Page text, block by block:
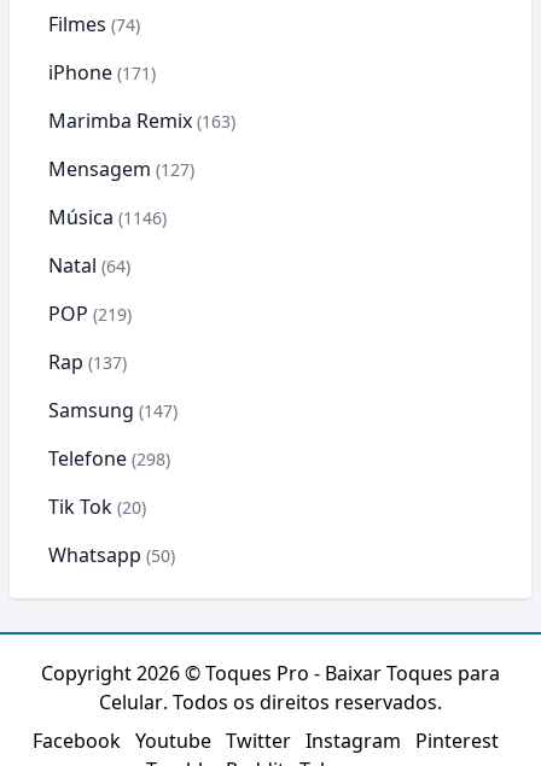
Filmes (74)
iPhone (171)
Marimba Remix (163)
Mensagem (127)
Música (1146)
Natal (64)
POP (219)
Rap (137)
Samsung (147)
Telefone (298)
Tik Tok (20)
Whatsapp (50)
Copyright 2026 ©Toques Pro - Baixar Toques para
Celular. Todos os direitos reservados.
Facebook Youtube Twitter Instagram
Pinterest